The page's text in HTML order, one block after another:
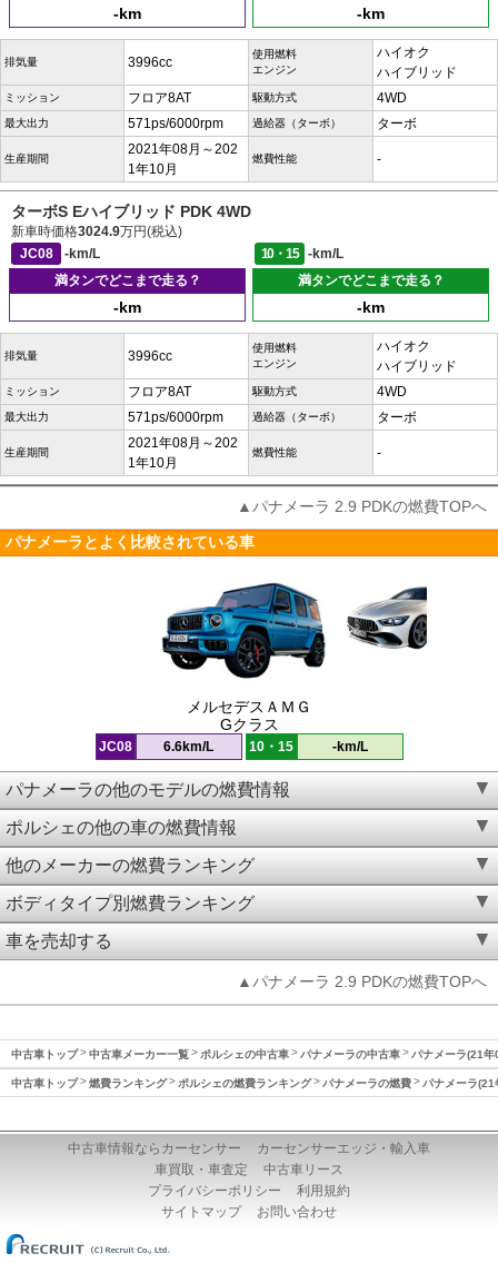
-km -km
排気量 3996cc
使用燃料
エンジン
ハイオク
ハイブリッド
ミッション フロア8AT 駆動方式 4WD
最大出力 571ps/6000rpm 過給器（ターボ） ターボ
生産期間
2021年08月～202
1年10月
燃費性能 -
ターボS Eハイブリッド PDK 4WD
新車時価格3024.9万円(税込)
JC08
-km/L 10・15
-km/L
満タンでどこまで走る？
-km
満タンでどこまで走る？
-km
排気量 3996cc
使用燃料
エンジン
ハイオク
ハイブリッド
ミッション フロア8AT 駆動方式 4WD
最大出力 571ps/6000rpm 過給器（ターボ） ターボ
生産期間
2021年08月～202
1年10月
燃費性能 -
▲パナメーラ 2.9 PDKの燃費TOPへ
パナメーラとよく比較されている車
メルセデスＡＭＧ
Gクラス
JC08 6.6km/L 10・15 -km/L
パナメーラの他のモデルの燃費情報
ポルシェの他の車の燃費情報
他のメーカーの燃費ランキング
ボディタイプ別燃費ランキング
車を売却する
▲パナメーラ 2.9 PDKの燃費TOPへ
中古車トップ 中古車メーカー一覧 ポルシェの中古車 パナメーラの中古車 パナメーラ(21
中古車トップ 燃費ランキング ポルシェの燃費ランキング パナメーラの燃費 パナメーラ
中古車情報ならカーセンサー
カーセンサーエッジ・輸入車
車買取・車査定
中古車リース
プライバシーポリシー
利用規約
サイトマップ
お問い合わせ